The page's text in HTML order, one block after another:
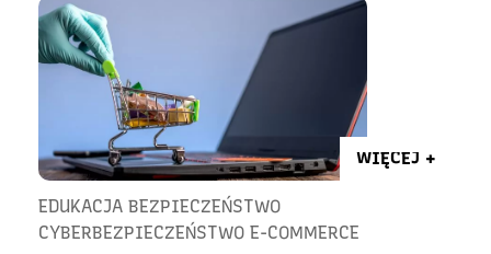
WIĘCEJ +
EDUKACJA BEZPIECZEŃSTWO
CYBERBEZPIECZEŃSTWO E-COMMERCE